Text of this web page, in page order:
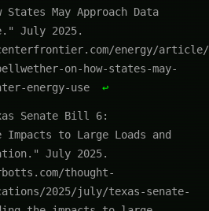
States May Approach Data
July 2025.
energy/article/
on-how-states-may-
energy-use
↩
Senate Bill 6:
Impacts to Large Loads and
July 2025.
thought-
2025/july/texas-senate-